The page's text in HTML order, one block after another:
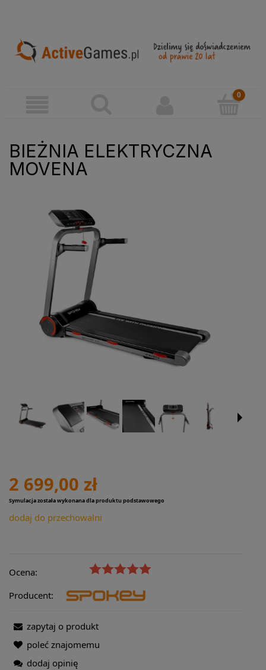
BIEŻNIA ELEKTRYCZNA
MOVENA
2 699,00 zł
Symulacja została wykonana dla produktu podstawowego
dodaj do przechowalni
Ocena:
Producent:
zapytaj o produkt
poleć znajomemu
dodaj opinię